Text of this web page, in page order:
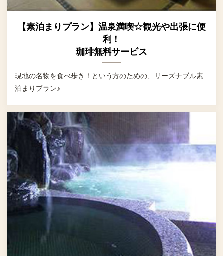
【素泊まりプラン】温泉満喫☆観光や出張に便
利！
珈琲無料サービス
現地の名物を食べ歩き！という方のための、リーズナブル素
泊まりプラン♪